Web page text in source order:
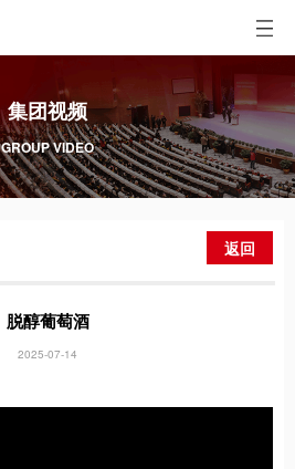
集团视频
GROUP VIDEO
返回
脱醇葡萄酒
2025-07-14